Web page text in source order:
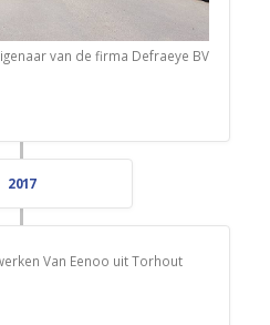
van de firma Defraeye BV
2017
Van Eenoo uit Torhout